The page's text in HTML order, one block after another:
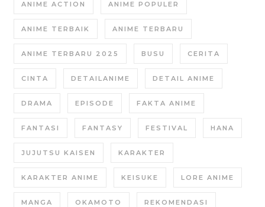
ANIME ACTION ANIME POPULER
ANIME TERBAIK ANIME TERBARU
ANIME TERBARU 2025 BUSU CERITA
CINTA DETAILANIME DETAIL ANIME
DRAMA EPISODE FAKTA ANIME
FANTASI FANTASY FESTIVAL HANA
JUJUTSU KAISEN KARAKTER
KARAKTER ANIME KEISUKE LORE ANIME
MANGA OKAMOTO REKOMENDASI